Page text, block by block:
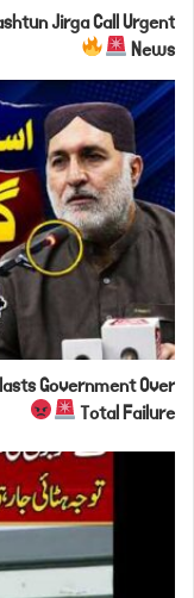
Jirga Call Urgent
News
Government Over
Total Failure